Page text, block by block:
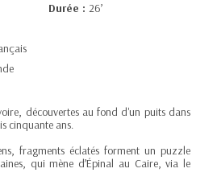
Durée : 26’
découvertes au fond d'un puits dans
cinquante ans.
fragments éclatés forment un puzzle
qui mène d’Épinal au Caire, via le